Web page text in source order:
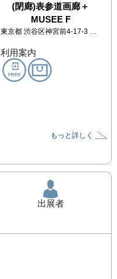
(閉廊)表参道画廊＋
MUSEE F
東京都 渋谷区神宮前4-17-3 アーク・アトリウム B02
利用案内
もっと詳しく
出展者